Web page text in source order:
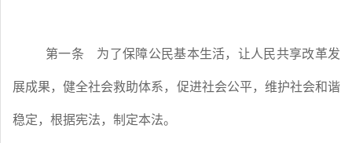
第一条 为了保障公民基本生活，让人民共享改革发
展成果，健全社会救助体系，促进社会公平，维护社会和谐
稳定，根据宪法，制定本法。